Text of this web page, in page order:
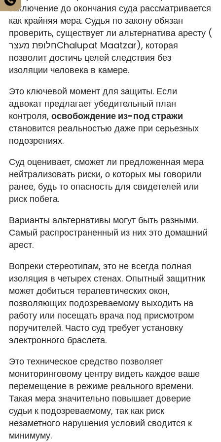
заключение до окончания суда рассматривается
как крайняя мера. Судья по закону обязан
проверить, существует ли альтернатива аресту (
חלופת מעצרChalupat Maatzar), которая
позволит достичь целей следствия без
изоляции человека в камере.
Это ключевой момент для защиты. Если
адвокат предлагает убедительный план
контроля, освобождение из-под стражи
становится реальностью даже при серьезных
подозрениях.
Суд оценивает, сможет ли предложенная мера
нейтрализовать риски, о которых мы говорили
ранее, будь то опасность для свидетелей или
риск побега.
Варианты альтернативы могут быть разными.
Самый распространенный из них это домашний
арест.
Вопреки стереотипам, это не всегда полная
изоляция в четырех стенах. Опытный защитник
может добиться терапевтических окон,
позволяющих подозреваемому выходить на
работу или посещать врача под присмотром
поручителей. Часто суд требует установку
электронного браслета.
Это техническое средство позволяет
мониторинговому центру видеть каждое ваше
перемещение в режиме реального времени.
Такая мера значительно повышает доверие
судьи к подозреваемому, так как риск
незаметного нарушения условий сводится к
минимуму.